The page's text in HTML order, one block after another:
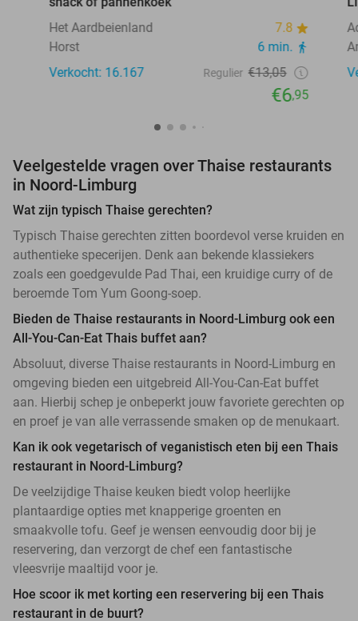
Het Aardbeienland
7.8
Horst
6 min.
Verkocht: 16.167
Regulier €13,05
€6,95
Veelgestelde vragen over Thaise restaurants
in Noord-Limburg
Wat zijn typisch Thaise gerechten?
Typisch Thaise gerechten zitten boordevol verse kruiden en
authentieke specerijen. Denk aan bekende klassiekers
zoals een goedgevulde Pad Thai, een kruidige curry of de
beroemde Tom Yum Goong-soep.
Bieden de Thaise restaurants in Noord-Limburg ook een
All-You-Can-Eat Thais buffet aan?
Absoluut, diverse Thaise restaurants in Noord-Limburg en
omgeving bieden een uitgebreid All-You-Can-Eat buffet
aan. Hierbij schep je onbeperkt jouw favoriete gerechten op
en proef je van alle verrassende smaken op de menukaart.
Kan ik ook vegetarisch of veganistisch eten bij een Thais
restaurant in Noord-Limburg?
De veelzijdige Thaise keuken biedt volop heerlijke
plantaardige opties met knapperige groenten en
smaakvolle tofu. Geef je wensen eenvoudig door bij je
reservering, dan verzorgt de chef een fantastische
vleesvrije maaltijd voor je.
Hoe scoor ik met korting een reservering bij een Thais
restaurant in de buurt?